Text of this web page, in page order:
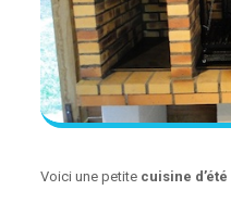
Voici une petite cuisine d’été